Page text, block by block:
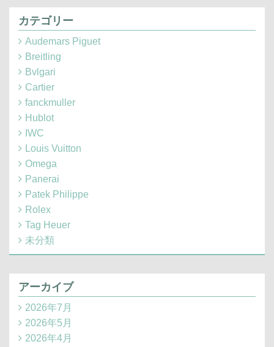
カテゴリー
Audemars Piguet
Breitling
Bvlgari
Cartier
fanckmuller
Hublot
IWC
Louis Vuitton
Omega
Panerai
Patek Philippe
Rolex
Tag Heuer
未分類
アーカイブ
2026年7月
2026年5月
2026年4月